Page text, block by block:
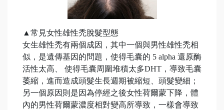
▲常見女性雄性禿脫髮型態
女生雄性禿有兩個成因，其中一個與男性雄性禿相
似，是遺傳基因的問題，使得毛囊的 5 alpha 還原酶
活性太高、 使得毛囊周圍堆積太多DHT，導致毛囊
萎縮，進而造成頭髮生長週期被縮短、頭髮變細；
另一個原因則是因為停經之後女性荷爾蒙下降，體
內的男性荷爾蒙濃度相對變高所導致，一樣會導致